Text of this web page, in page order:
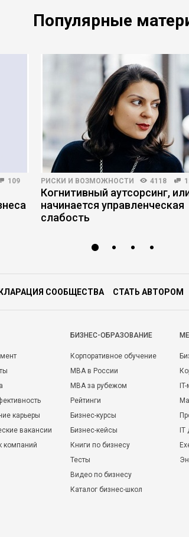
Популярные
109 РИСКИ И ВОЗМОЖНОСТИ 4118
Когнитивный аутсорсинг,
начинается управленческая
слабость
СООБЩЕСТВА СТАТЬ АВТОРОМ
карьеры
вакансии
компаний
БИЗНЕС-ОБРАЗОВАНИЕ
Корпоративное обучение
MBA в России
MBA за рубежом
Рейтинги
Бизнес-курсы
Бизнес-кейсы
Книги по бизнесу
Тесты
Видео по бизнесу
Каталог бизнес-школ
IT